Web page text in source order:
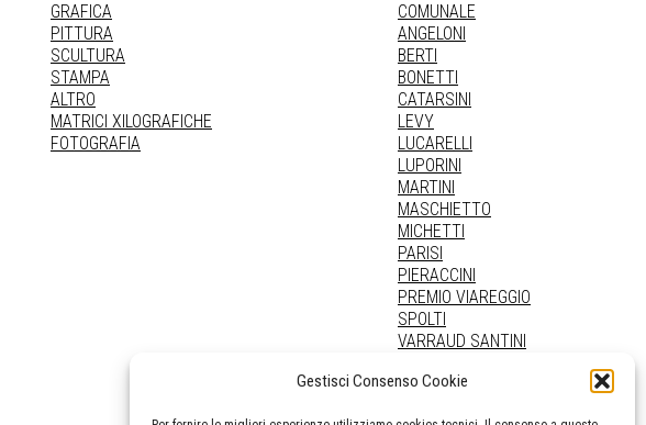
Gestisci Consenso Cookie
GRAFICA
PITTURA
SCULTURA
STAMPA
ALTRO
MATRICI XILOGRAFICHE
FOTOGRAFIA
COMUNALE
ANGELONI
BERTI
BONETTI
CATARSINI
LEVY
LUCARELLI
LUPORINI
MARTINI
MASCHIETTO
MICHETTI
PARISI
PIERACCINI
PREMIO VIAREGGIO
SPOLTI
VARRAUD SANTINI